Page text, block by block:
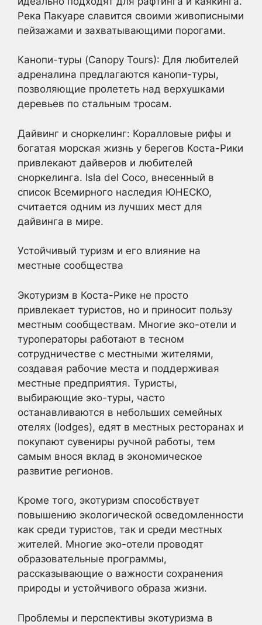
Река Пакуаре славится своими живописными
пейзажами и захватывающими порогами.
Канопи-туры (Canopy Tours): Для любителей
адреналина предлагаются канопи-туры,
позволяющие пролететь над верхушками
деревьев по стальным тросам.
Дайвинг и сноркелинг: Коралловые рифы и
богатая морская жизнь у берегов Коста-Рики
привлекают дайверов и любителей
сноркелинга. Isla del Coco, внесенный в
список Всемирного наследия ЮНЕСКО,
считается одним из лучших мест для
дайвинга в мире.
Устойчивый туризм и его влияние на
местные сообщества
Экотуризм в Коста-Рике не просто
привлекает туристов, но и приносит пользу
местным сообществам. Многие эко-отели и
туроператоры работают в тесном
сотрудничестве с местными жителями,
создавая рабочие места и поддерживая
местные предприятия. Туристы,
выбирающие эко-туры, часто
останавливаются в небольших семейных
отелях (lodges), едят в местных ресторанах и
покупают сувениры ручной работы, тем
самым внося вклад в экономическое
развитие регионов.
Кроме того, экотуризм способствует
повышению экологической осведомленности
как среди туристов, так и среди местных
жителей. Многие эко-отели проводят
образовательные программы,
рассказывающие о важности сохранения
природы и устойчивого образа жизни.
Проблемы и перспективы экотуризма в